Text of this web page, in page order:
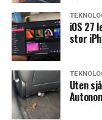
iOS 27
stor
Uten